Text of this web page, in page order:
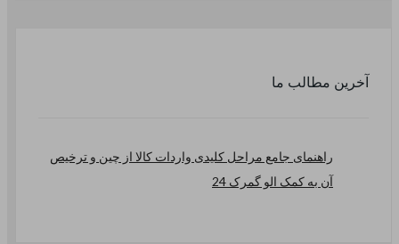
آخرین مطالب ما
راهنمای جامع مراحل کلیدی واردات کالا از چین و ترخیص
آن به کمک الو گمرک 24